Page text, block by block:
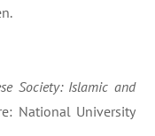
Society: Islamic and
National University